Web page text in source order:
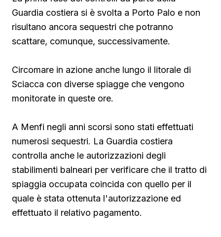
Guardia costiera si è svolta a Porto Palo e non
risultano ancora sequestri che potranno
scattare, comunque, successivamente.
Circomare in azione anche lungo il litorale di
Sciacca con diverse spiagge che vengono
monitorate in queste ore.
A Menfi negli anni scorsi sono stati effettuati
numerosi sequestri. La Guardia costiera
controlla anche le autorizzazioni degli
stabilimenti balneari per verificare che il tratto di
spiaggia occupata coincida con quello per il
quale è stata ottenuta l'autorizzazione ed
effettuato il relativo pagamento.